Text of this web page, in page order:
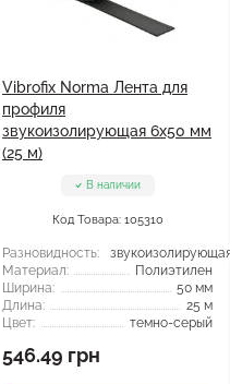
Vibrofix Norma Лента для
профиля
звукоизолирующая 6х50 мм
(25 м)
В наличии
Код Товара: 105310
Разновидность:
Материал:
Полиэтилен
Ширина:
50 мм
Длина:
25 м
Цвет:
темно-серый
546.49 грн